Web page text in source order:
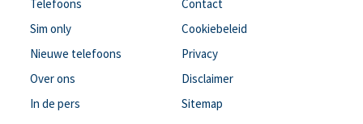
Telefoons
Sim only
Nieuwe telefoons
Over ons
In de pers
Contact
Cookiebeleid
Privacy
Disclaimer
Sitemap